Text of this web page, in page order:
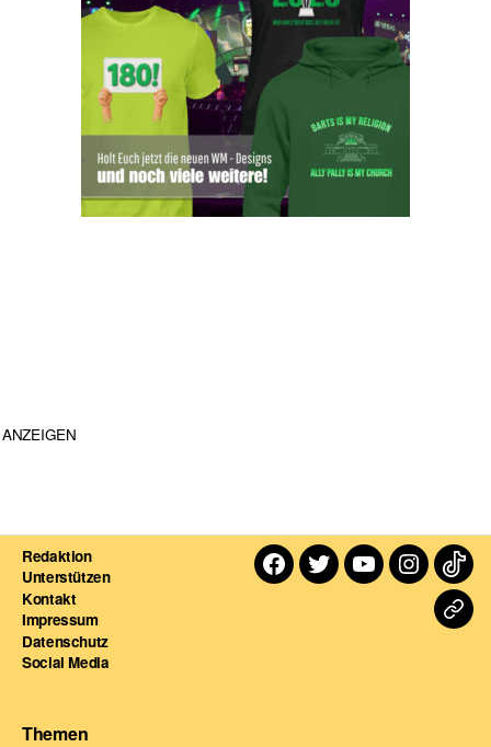
ANZEIGEN
Redaktion
Unterstützen
Kontakt
Impressum
Datenschutz
Social Media
Facebook
TwitterYoutube
Themen